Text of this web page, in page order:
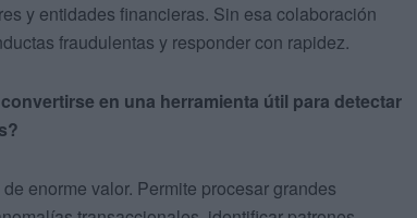
y entidades financieras. Sin esa colaboración
fraudulentas y responder con rapidez.
en una herramienta útil para detectar
enorme valor. Permite procesar grandes